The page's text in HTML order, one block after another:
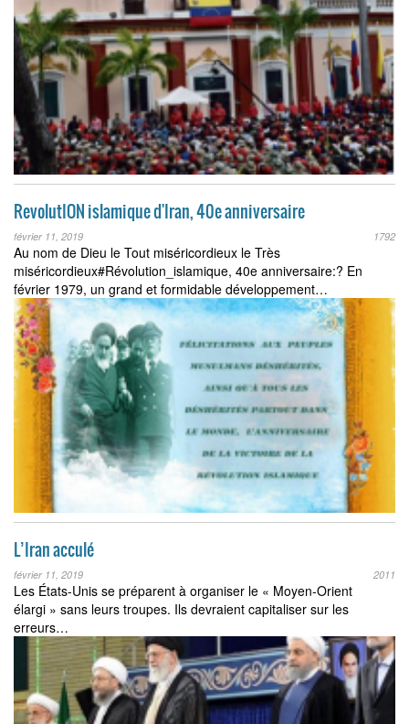
RevolutION islamique d'Iran, 40e anniversaire
février 11, 2019 1792
Au nom de Dieu le Tout miséricordieux le Très
miséricordieux#Révolution_islamique, 40e anniversaire:? En
février 1979, un grand et formidable développement…
L’Iran acculé
février 11, 2019 2011
Les États-Unis se préparent à organiser le « Moyen-Orient
élargi » sans leurs troupes. Ils devraient capitaliser sur les
erreurs…